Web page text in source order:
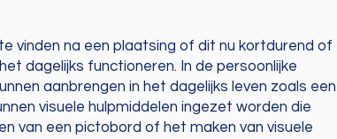
vinden na een plaatsing of dit nu kortdurend of
dagelijks functioneren. In de persoonlijke
aanbrengen in het dagelijks leven zoals een
visuele hulpmiddelen ingezet worden die
van een pictobord of het maken van visuele